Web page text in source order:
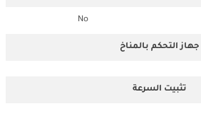
No
جهاز التحكم بالمناخ
تثبيت السرعة